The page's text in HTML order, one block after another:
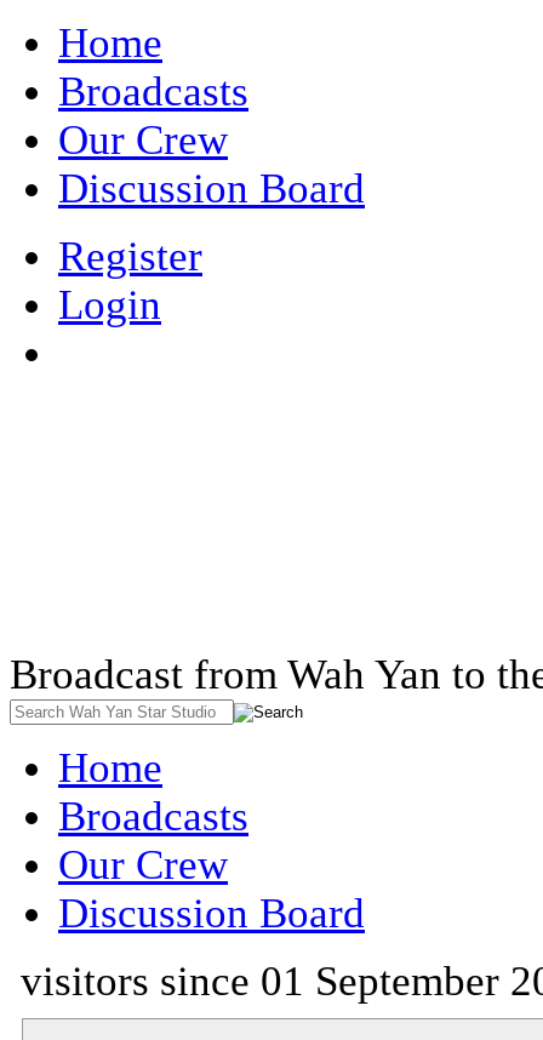
Home
Broadcasts
Our Crew
Discussion Board
Register
Login
Broadcast from Wah Yan to
Home
Broadcasts
Our Crew
Discussion Board
visitors since 01 September